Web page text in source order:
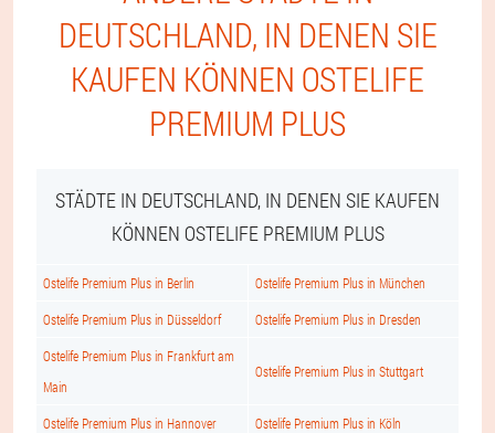
DEUTSCHLAND, IN DENEN SIE
KAUFEN KÖNNEN OSTELIFE
PREMIUM PLUS
STÄDTE IN DEUTSCHLAND, IN DENEN SIE KAUFEN
KÖNNEN OSTELIFE PREMIUM PLUS
Ostelife Premium Plus in Berlin Ostelife Premium Plus in München
Ostelife Premium Plus in Düsseldorf Ostelife Premium Plus in Dresden
Ostelife Premium Plus in Frankfurt am
Main
Ostelife Premium Plus in Stuttgart
Ostelife Premium Plus in Hannover Ostelife Premium Plus in Köln